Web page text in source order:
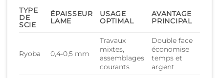
TYPE
DE
SCIE
ÉPAISSEUR
LAME
USAGE
OPTIMAL
AVANTAGE
PRINCIPAL
Ryoba 0,4-0,5 mm
Travaux
mixtes,
assemblages
courants
Double face
économise
temps et
argent